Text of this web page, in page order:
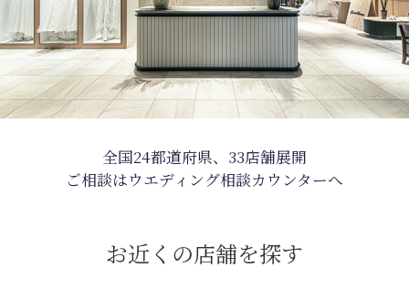
全国24都道府県、33店舗展開
ご相談はウエディング相談カウンターへ
お近くの店舗を探す